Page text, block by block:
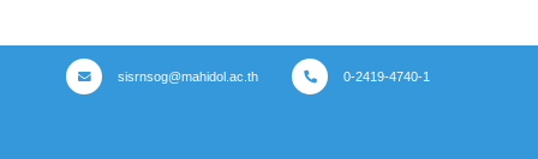
sisrnsog@mahidol.ac.th 0-2419-4740-1